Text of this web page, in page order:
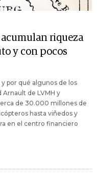
riqueza
y con pocos
por qué algunos de los
de LVMH y
de 30.000 millones de
hasta viñedos y
en el centro financiero